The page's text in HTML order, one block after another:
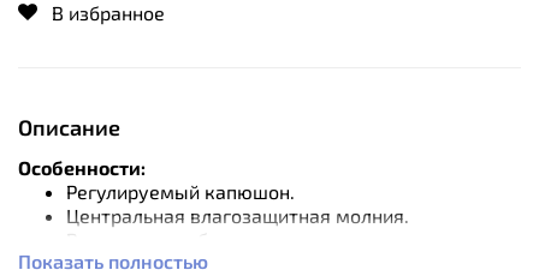
В избранное
Описание
Особенности:
Регулируемый капюшон.
Центральная влагозащитная молния.
Регулировка объема по низу рукавов.
Два боковых кармана с влагозащитными
Показать полностью